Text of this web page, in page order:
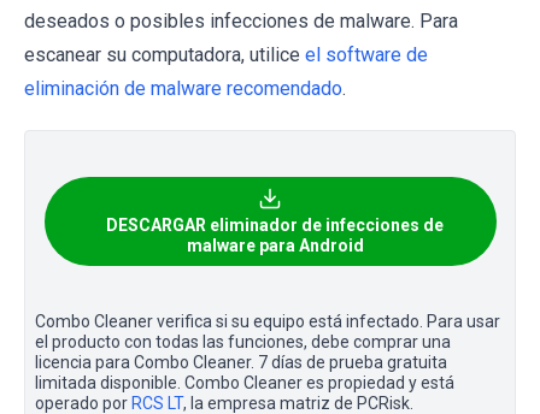
deseados o posibles infecciones de malware. Para
escanear su computadora, utilice el software de
eliminación de malware recomendado.
DESCARGAR eliminador de infecciones de
malware para Android
Combo Cleaner verifica si su equipo está infectado. Para usar
el producto con todas las funciones, debe comprar una
licencia para Combo Cleaner. 7 días de prueba gratuita
limitada disponible. Combo Cleaner es propiedad y está
operado porRCS LT, la empresa matriz de PCRisk.